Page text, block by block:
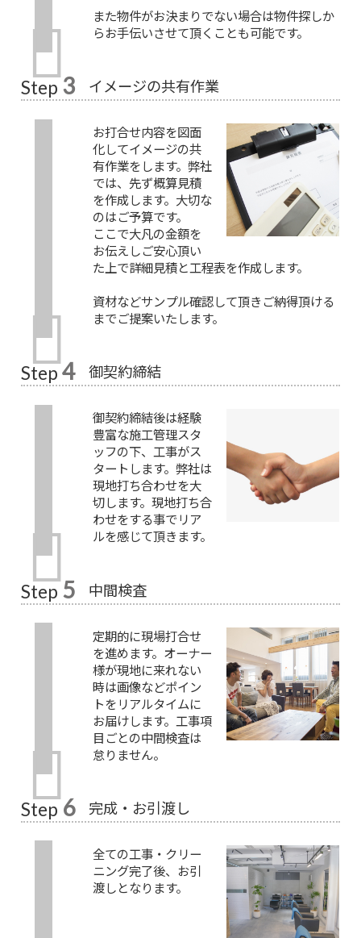
また物件がお決まりでない場合は物件探しか
らお手伝いさせて頂くことも可能です。
Step 3 イメージの共有作業
お打合せ内容を図面
化してイメージの共
有作業をします。弊社
では、先ず概算見積
を作成します。大切な
のはご予算です。
ここで大凡の金額を
お伝えしご安心頂い
た上で詳細見積と工程表を作成します。
資材などサンプル確認して頂きご納得頂ける
までご提案いたします。
Step 4 御契約締結
御契約締結後は経験
豊富な施工管理スタ
ッフの下、工事がス
タートします。弊社は
現地打ち合わせを大
切します。現地打ち合
わせをする事でリア
ルを感じて頂きます。
Step 5 中間検査
定期的に現場打合せ
を進めます。オーナー
様が現地に来れない
時は画像などポイン
トをリアルタイムに
お届けします。工事項
目ごとの中間検査は
怠りません。
Step 6 完成・お引渡し
全ての工事・クリー
ニング完了後、お引
渡しとなります。